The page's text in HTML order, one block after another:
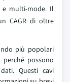
multi-mode. Il
CAGR di oltre
più popolari
possono
Questi cavi